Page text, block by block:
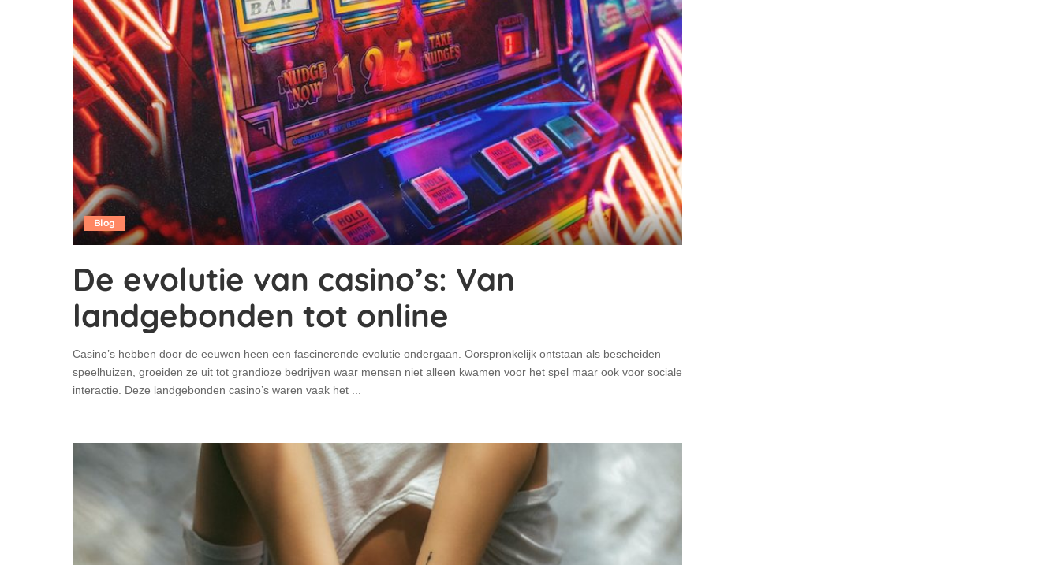
Blog
De evolutie van casino’s: Van
landgebonden tot online
Casino’s hebben door de eeuwen heen een fascinerende evolutie ondergaan. Oorspronkelijk ontstaan als bescheiden
speelhuizen, groeiden ze uit tot grandioze bedrijven waar mensen niet alleen kwamen voor het spel maar ook voor sociale
interactie. Deze landgebonden casino’s waren vaak het